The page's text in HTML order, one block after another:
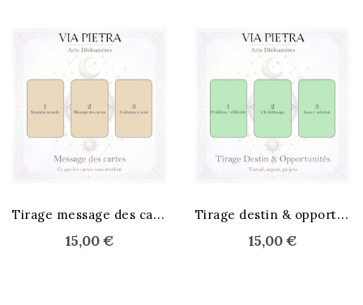
T
irage message des cartes
15,00 €
T
irage destin & opportunités
15,00 €